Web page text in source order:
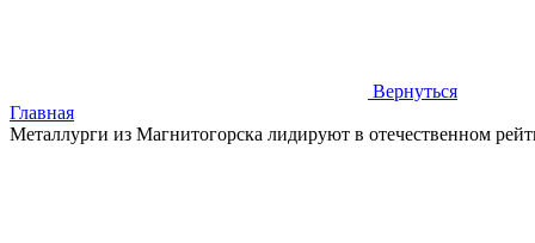
Вернуться
Главная
Металлурги из Магнитогорска лидируют в отечественном